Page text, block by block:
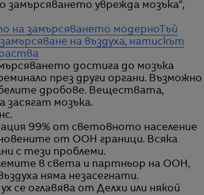
замърсяването уврежда мозъка“,
на замърсяването модерно Тъй
на въздуха, натискът
достига до мозъка
през други органи. Възможно
дробове. Веществата,
засягат мозъка.
99% от световното население
от ООН граници. Всяка
с тези проблеми.
в света и партньор на ООН,
няма незасегнати.
се оглавява от Делхи или някой